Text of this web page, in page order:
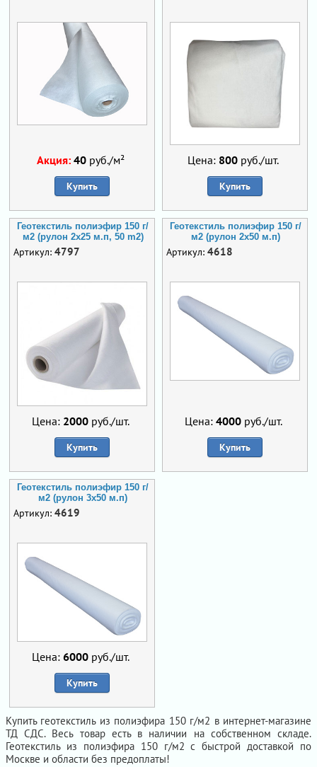
Акция: 40руб./м²
Купить
Цена: 800 руб./шт.
Купить
Геотекстиль полиэфир 150 г/
м2 (рулон 2х25 м.п, 50 m2)
Артикул: 4797
Цена: 2000руб./шт.
Купить
Геотекстиль полиэфир 150 г/
м2 (рулон 2х50 м.п)
Артикул: 4618
Цена: 4000руб./шт.
Купить
Геотекстиль полиэфир 150 г/
м2 (рулон 3х50 м.п)
Артикул: 4619
Цена: 6000руб./шт.
Купить
Купить геотекстиль из полиэфира 150 г/м2 в интернет-магазине
ТД СДС. Весь товар есть в наличии на собственном складе.
Геотекстиль из полиэфира 150 г/м2 с быстрой доставкой по
Москве и области без предоплаты!